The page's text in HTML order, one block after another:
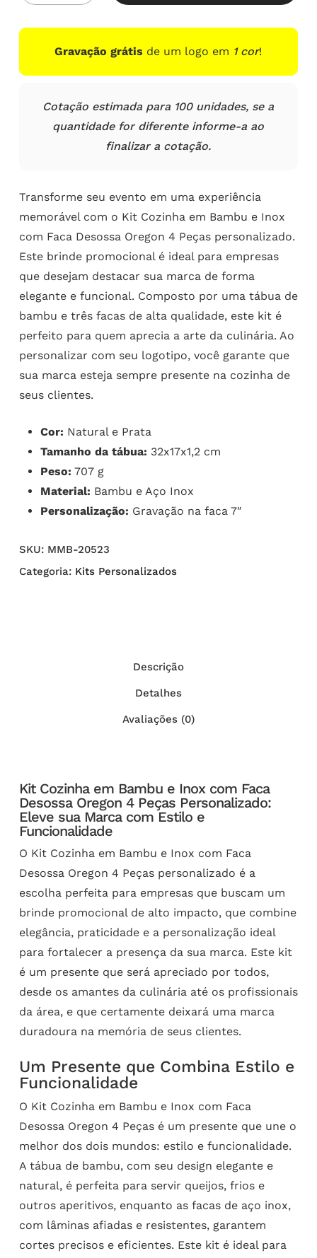
Gravação grátis de um logo em 1 cor!
Cotação estimada para 100 unidades, se a
quantidade for diferente informe-a ao
finalizar a cotação.
Transforme seu evento em uma experiência
memorável com o Kit Cozinha em Bambu e Inox
com Faca Desossa Oregon 4 Peças personalizado.
Este brinde promocional é ideal para empresas
que desejam destacar sua marca de forma
elegante e funcional. Composto por uma tábua de
bambu e três facas de alta qualidade, este kit é
perfeito para quem aprecia a arte da culinária. Ao
personalizar com seu logotipo, você garante que
sua marca esteja sempre presente na cozinha de
seus clientes.
Cor: Natural e Prata
Tamanho da tábua: 32x17x1,2 cm
Peso: 707 g
Material: Bambu e Aço Inox
Personalização: Gravação na faca 7″
SKU: MMB-20523
Categoria: Kits Personalizados
Descrição
Detalhes
Avaliações (0)
Kit Cozinha em Bambu e Inox com Faca
Desossa Oregon 4 Peças Personalizado:
Eleve sua Marca com Estilo e
Funcionalidade
O Kit Cozinha em Bambu e Inox com Faca
Desossa Oregon 4 Peças personalizado é a
escolha perfeita para empresas que buscam um
brinde promocional de alto impacto, que combine
elegância, praticidade e a personalização ideal
para fortalecer a presença da sua marca. Este kit
é um presente que será apreciado por todos,
desde os amantes da culinária até os profissionais
da área, e que certamente deixará uma marca
duradoura na memória de seus clientes.
Um Presente que Combina Estilo e
Funcionalidade
O Kit Cozinha em Bambu e Inox com Faca
Desossa Oregon 4 Peças é um presente que une o
melhor dos dois mundos: estilo e funcionalidade.
A tábua de bambu, com seu design elegante e
natural, é perfeita para servir queijos, frios e
outros aperitivos, enquanto as facas de aço inox,
com lâminas afiadas e resistentes, garantem
cortes precisos e eficientes. Este kit é ideal para